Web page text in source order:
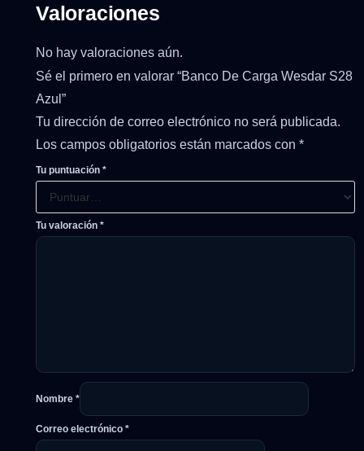
Valoraciones
No hay valoraciones aún.
Sé el primero en valorar “Banco De Carga Wesdar S28
Azul”
Tu dirección de correo electrónico no será publicada.
Los campos obligatorios están marcados con *
Tu puntuación *
Tu valoración *
Nombre *
Correo electrónico *